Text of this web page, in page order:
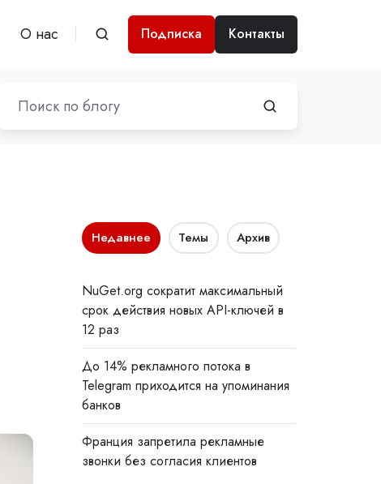
О нас Подписка Контакты
Недавнее Темы Архив
NuGet.org сократит максимальный
срок действия новых API-ключей в
12 раз
До 14% рекламного потока в
Telegram приходится на упоминания
банков
Франция запретила рекламные
звонки без согласия клиентов